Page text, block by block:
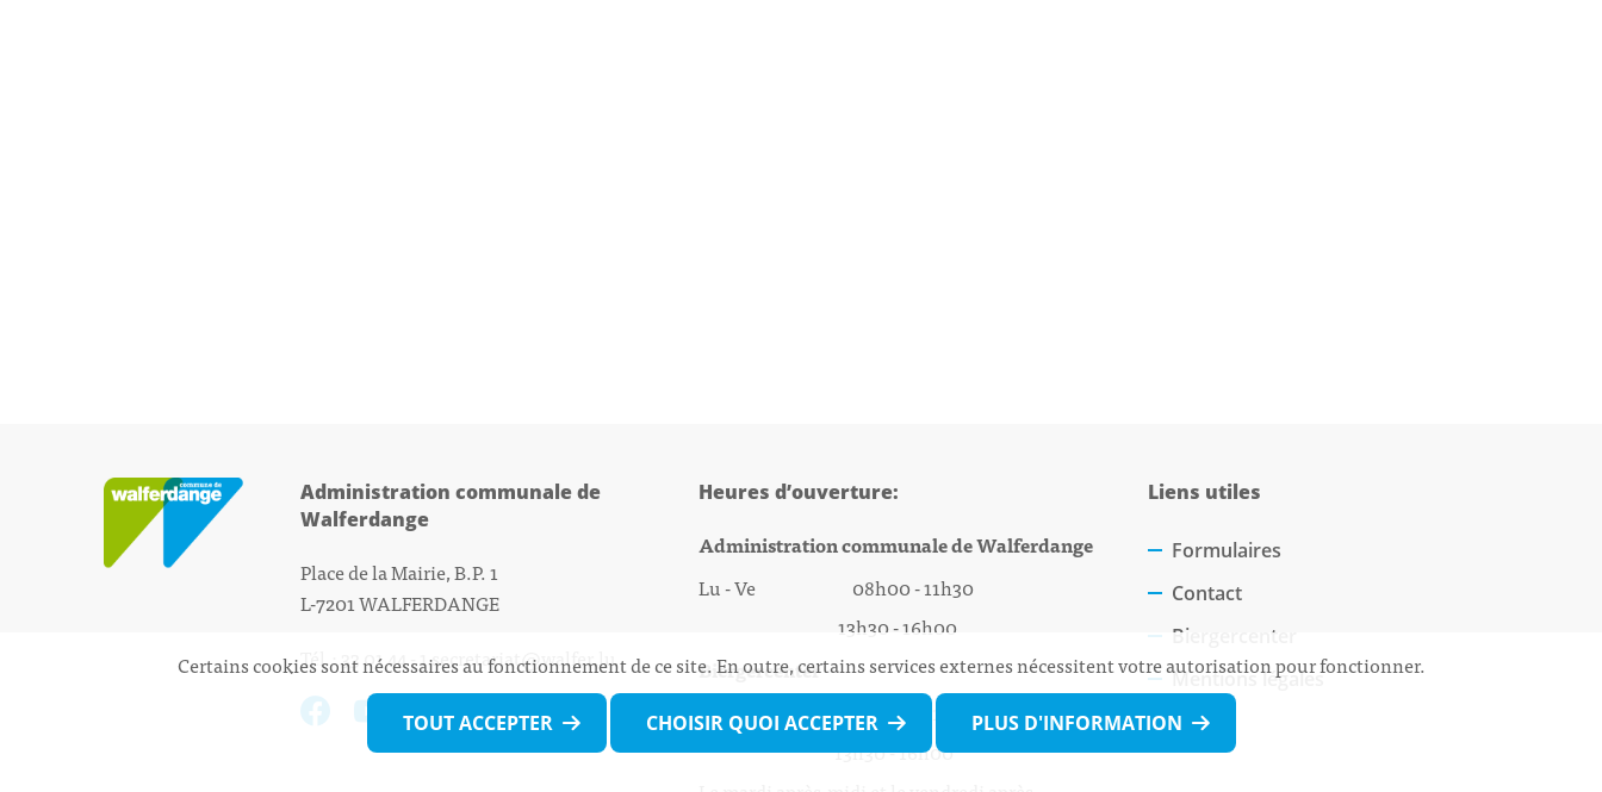
Administration communale de
Walferdange
Place de la Mairie, B.P. 1
L-7201 WALFERDANGE
Tél.: 33 01 44 - 1secretariat@walfer.lu
Heures d’ouverture:
Administration communale de Walferdange
Lu - Ve 08h00 - 11h30
13h30 - 16h00
Biergercenter
Lu - Ve 08h00 - 11h30
13h30 - 16h00
Liens utiles
Formulaires
Contact
Biergercenter
Mentions légales
Certains cookies sont nécessaires au fonctionnement de ce site. En outre, certains services externes nécessitent votre autorisation pour fonctionner.
TOUT ACCEPTER CHOISIR QUOI ACCEPTER PLUS D'INFORMATION